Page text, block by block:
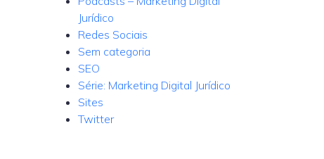
Jurídico
Redes Sociais
Sem categoria
SEO
Série: Marketing Digital Jurídico
Sites
Twitter